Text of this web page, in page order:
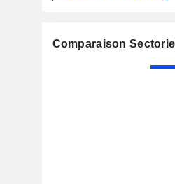
Comparaison